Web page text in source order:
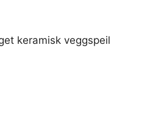
keramisk veggspeil